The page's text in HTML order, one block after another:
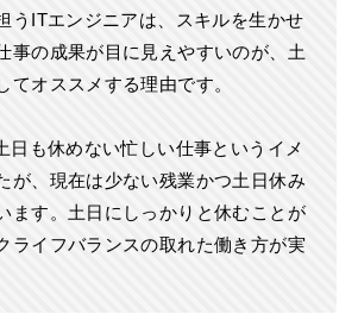
うITエンジニアは、スキルを生かせ
事の成果が目に見えやすいのが、土
てオススメする理由です。
日も休めない忙しい仕事というイメ
が、現在は少ない残業かつ土日休み
ます。土日にしっかりと休むことが
ライフバランスの取れた働き方が実